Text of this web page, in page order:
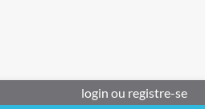
login ou registre-se